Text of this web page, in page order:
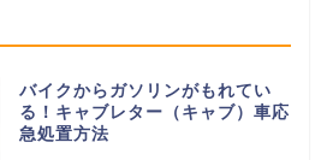
バイクからガソリンがもれてい
る！キャブレター（キャブ）車応
急処置方法